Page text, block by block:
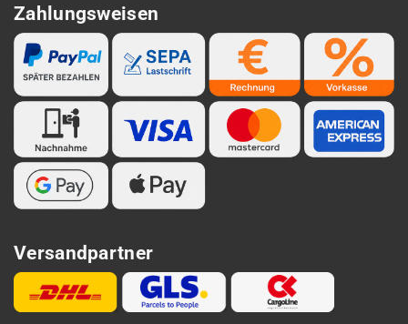
Zahlungsweisen
Versandpartner